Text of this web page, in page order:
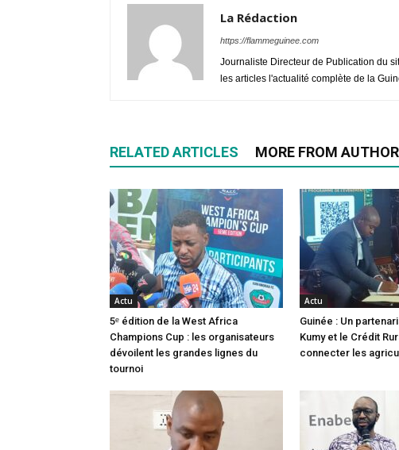
La Rédaction
https://flammeguinee.com
Journaliste Directeur de Publication du
les articles l'actualité complète de la
RELATED ARTICLES MORE FROM AUTHOR
Actu
5ᵉ édition de la West Africa
Champions Cup : les organisateurs
dévoilent les grandes lignes du
tournoi
Actu
Guinée : Un
Kumy et le Crédit
connecter les